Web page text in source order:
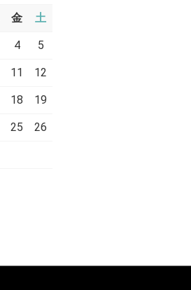
金 土
4 5
11 12
18 19
25 26